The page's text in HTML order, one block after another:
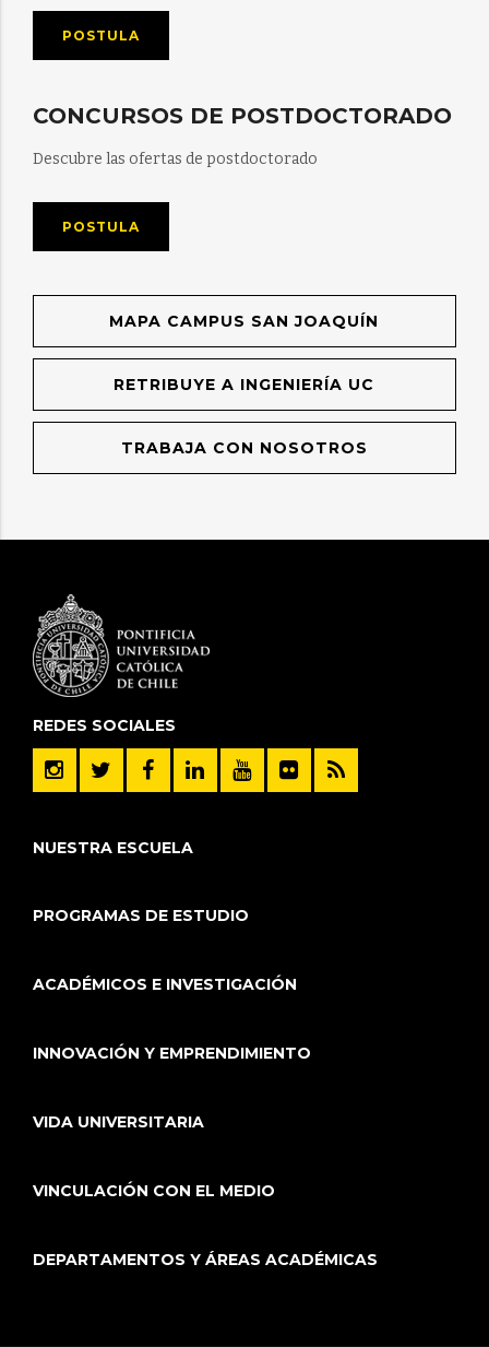
POSTULA
CONCURSOS DE POSTDOCTORADO
Descubre las ofertas de postdoctorado
POSTULA
MAPA CAMPUS SAN JOAQUÍN
RETRIBUYE A INGENIERÍA UC
TRABAJA CON NOSOTROS
REDES SOCIALES
NUESTRA ESCUELA
PROGRAMAS DE ESTUDIO
ACADÉMICOS E INVESTIGACIÓN
INNOVACIÓN Y EMPRENDIMIENTO
VIDA UNIVERSITARIA
VINCULACIÓN CON EL MEDIO
DEPARTAMENTOS Y ÁREAS ACADÉMICAS